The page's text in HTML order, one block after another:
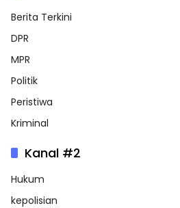
Berita Terkini
DPR
MPR
Politik
Peristiwa
Kriminal
Kanal #2
Hukum
kepolisian